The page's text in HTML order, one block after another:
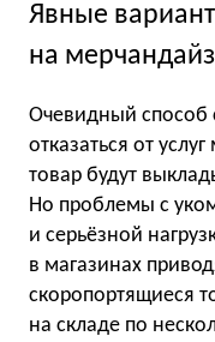
Явные
на
Очевидный способ
отказаться от
товар будут
Но проблемы с
и серьёзной
в магазинах
скоропортящиеся
на складе по